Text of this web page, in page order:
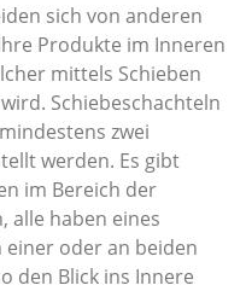
sich von anderen
Produkte im Inneren
mittels Schieben
Schiebeschachteln
zwei
werden. Es gibt
im Bereich der
alle haben eines
einer oder an beiden
den Blick ins Innere